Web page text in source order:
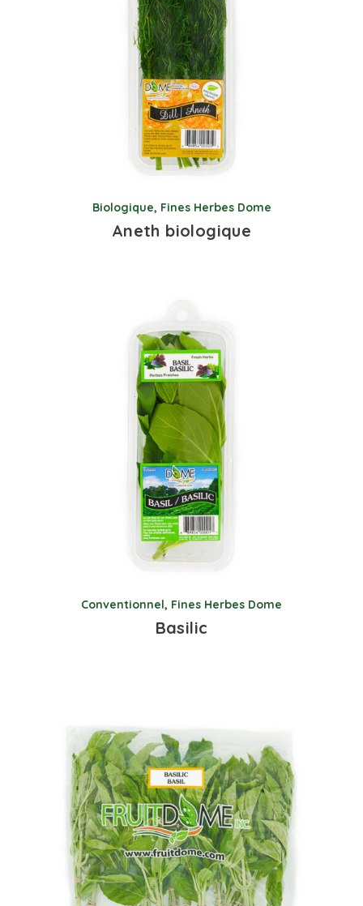
Biologique, Fines Herbes Dome
Aneth biologique
Conventionnel, Fines Herbes Dome
Basilic